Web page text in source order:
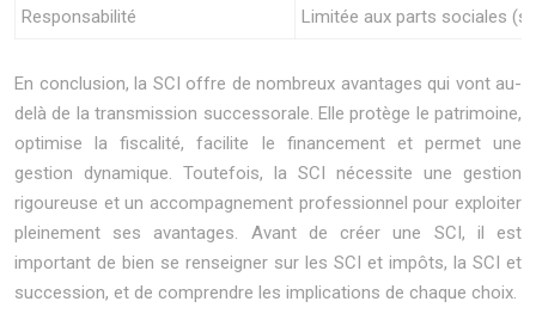
Responsabilité
Limitée aux parts sociales
En conclusion, la SCI offre de nombreux avantages qui vont au-
delà de la transmission successorale. Elle protège le patrimoine,
optimise la fiscalité, facilite le financement et permet une
gestion dynamique. Toutefois, la SCI nécessite une gestion
rigoureuse et un accompagnement professionnel pour exploiter
pleinement ses avantages. Avant de créer une SCI, il est
important de bien se renseigner sur les SCI et impôts, la SCI et
succession, et de comprendre les implications de chaque choix.